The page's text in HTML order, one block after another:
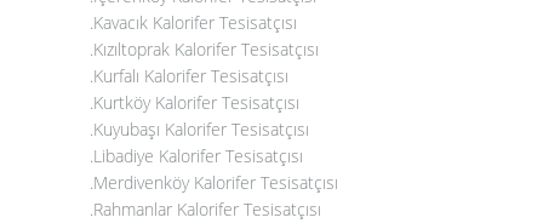
.Kavacık Kalorifer Tesisatçısı
.Kızıltoprak Kalorifer Tesisatçısı
.Kurfalı Kalorifer Tesisatçısı
.Kurtköy Kalorifer Tesisatçısı
.Kuyubaşı Kalorifer Tesisatçısı
.Libadiye Kalorifer Tesisatçısı
.Merdivenköy Kalorifer Tesisatçısı
.Rahmanlar Kalorifer Tesisatçısı